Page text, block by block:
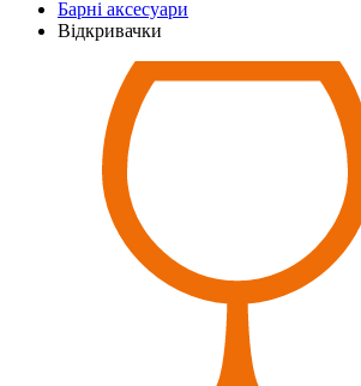
Барні аксесуари
Відкривачки